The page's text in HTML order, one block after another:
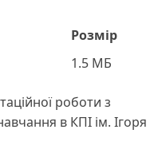
Розмір
1.5 МБ
роботи з
в КПІ ім. Ігоря